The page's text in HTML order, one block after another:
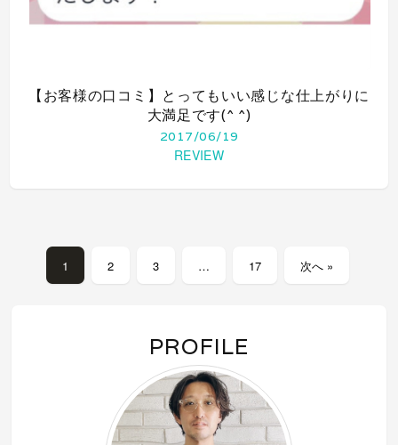
【お客様の口コミ】とってもいい感じな仕上がりに
大満足です(^ ^)
2017/06/19
REVIEW
1 2 3 … 17 次へ »
PROFILE